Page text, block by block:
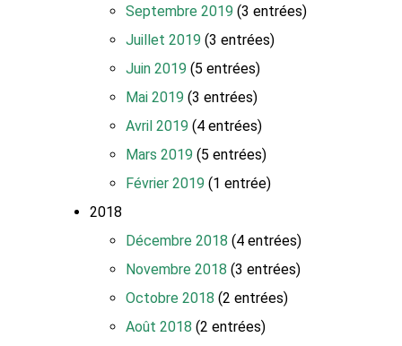
Septembre 2019 (3 entrées)
Juillet 2019 (3 entrées)
Juin 2019 (5 entrées)
Mai 2019 (3 entrées)
Avril 2019 (4 entrées)
Mars 2019 (5 entrées)
Février 2019 (1 entrée)
2018
Décembre 2018 (4 entrées)
Novembre 2018 (3 entrées)
Octobre 2018 (2 entrées)
Août 2018 (2 entrées)